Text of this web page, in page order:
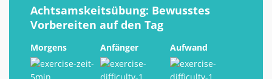
Achtsamskeitsübung: Bewusstes
Vorbereiten auf den Tag
Morgens Anfänger Aufwand